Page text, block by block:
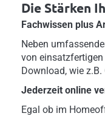
Die Stärken
Fachwissen plus
Neben
von
Download, wie
Jederzeit online
Egal ob im